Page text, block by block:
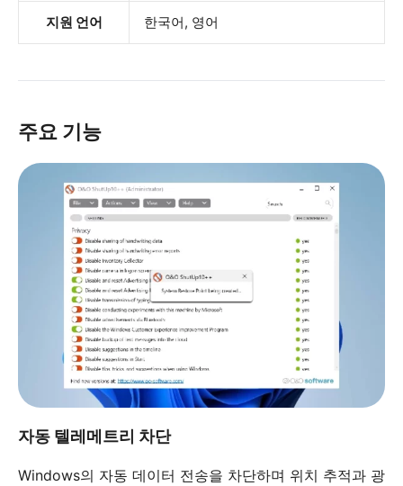
지원 언어 한국어, 영어
주요 기능
자동 텔레메트리 차단
Windows의 자동 데이터 전송을 차단하며 위치 추적과 광